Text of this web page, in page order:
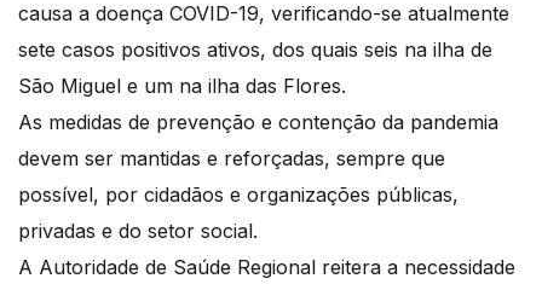
causa a doença COVID-19, verificando-se atualmente
sete casos positivos ativos, dos quais seis na ilha de
São Miguel e um na ilha das Flores.
As medidas de prevenção e contenção da pandemia
devem ser mantidas e reforçadas, sempre que
possível, por cidadãos e organizações públicas,
privadas e do setor social.
A Autoridade de Saúde Regional reitera a necessidade